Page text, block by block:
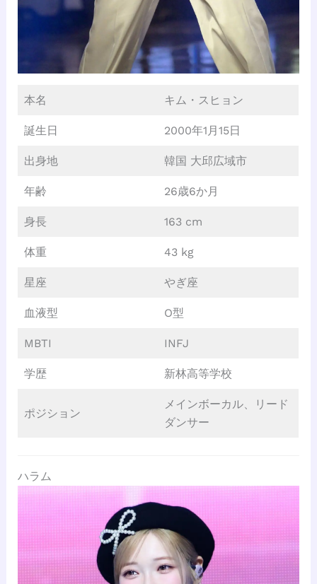
本名 キム・スヒョン
誕生日 2000年1月15日
出身地 韓国 大邱広域市
年齢 26歳6か月
身長 163 cm
体重 43 kg
星座 やぎ座
血液型 O型
MBTI INFJ
学歴 新林高等学校
ポジション
メインボーカル、リード
ダンサー
ハラム